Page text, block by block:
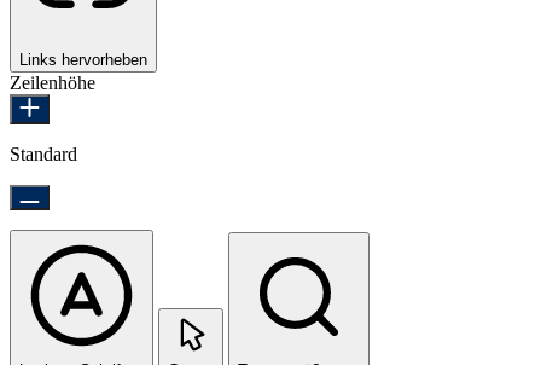
Links hervorheben
Zeilenhöhe
Standard